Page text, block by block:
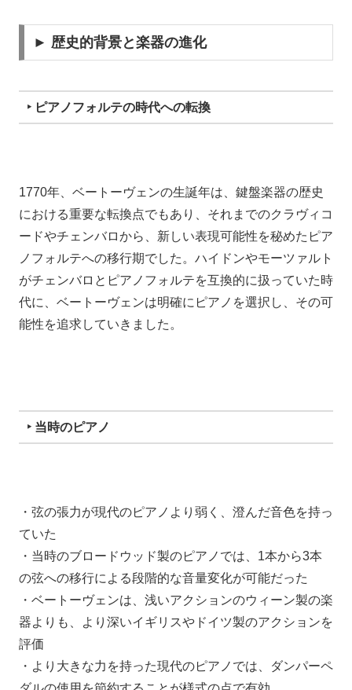
► 歴史的背景と楽器の進化
‣ ピアノフォルテの時代への転換
1770年、ベートーヴェンの生誕年は、鍵盤楽器の歴史
における重要な転換点でもあり、それまでのクラヴィコ
ードやチェンバロから、新しい表現可能性を秘めたピア
ノフォルテへの移行期でした。ハイドンやモーツァルト
がチェンバロとピアノフォルテを互換的に扱っていた時
代に、ベートーヴェンは明確にピアノを選択し、その可
能性を追求していきました。
‣ 当時のピアノ
・弦の張力が現代のピアノより弱く、澄んだ音色を持っ
ていた
・当時のブロードウッド製のピアノでは、1本から3本
の弦への移行による段階的な音量変化が可能だった
・ベートーヴェンは、浅いアクションのウィーン製の楽
器よりも、より深いイギリスやドイツ製のアクションを
評価
・より大きな力を持った現代のピアノでは、ダンパーペ